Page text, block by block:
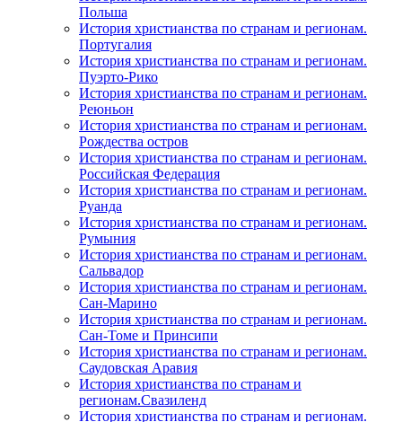
Польша
История христианства по странам и регионам.
Португалия
История христианства по странам и регионам.
Пуэрто-Рико
История христианства по странам и регионам.
Реюньон
История христианства по странам и регионам.
Рождества остров
История христианства по странам и регионам.
Российская Федерация
История христианства по странам и регионам.
Руанда
История христианства по странам и регионам.
Румыния
История христианства по странам и регионам.
Сальвадор
История христианства по странам и регионам.
Сан-Марино
История христианства по странам и регионам.
Сан-Томе и Принсипи
История христианства по странам и регионам.
Саудовская Аравия
История христианства по странам и
регионам.Свазиленд
История христианства по странам и регионам.